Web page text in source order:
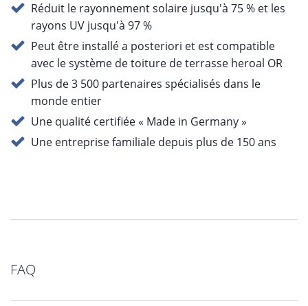
Réduit le rayonnement solaire jusqu'à 75 % et les
rayons UV jusqu'à 97 %
Peut être installé a posteriori et est compatible
avec le système de toiture de terrasse heroal OR
Plus de 3 500 partenaires spécialisés dans le
monde entier
Une qualité certifiée « Made in Germany »
Une entreprise familiale depuis plus de 150 ans
FAQ